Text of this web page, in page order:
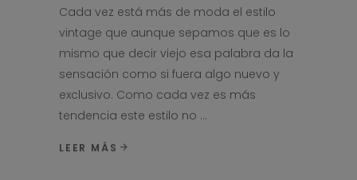
Cada vez está más de moda el estilo
vintage que aunque sepamos que es lo
mismo que decir viejo esa palabra da la
sensación como si fuera algo nuevo y
exclusivo. Como cada vez es más
tendencia este estilo no
LEER MÁS